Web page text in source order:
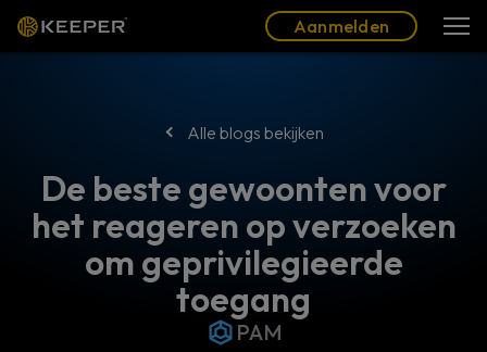
Aanmelden
Alle blogs bekijken
De beste gewoonten voor
het reageren op verzoeken
om geprivilegieerde
toegang
PAM